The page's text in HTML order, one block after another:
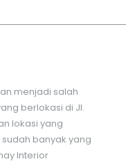
menjadi salah
berlokasi di Jl.
lokasi yang
banyak yang
Interior